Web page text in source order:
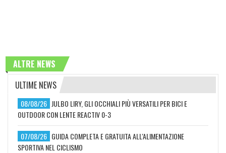
ALTRE NEWS
ULTIME NEWS
08/08/26 JULBO LIRY, GLI OCCHIALI PIÙ VERSATILI PER BICI E
OUTDOOR CON LENTE REACTIV 0-3
07/08/26 GUIDA COMPLETA E GRATUITA ALL'ALIMENTAZIONE
SPORTIVA NEL CICLISMO